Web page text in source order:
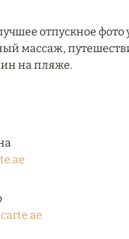
отпускное
массаж,
на пляже.